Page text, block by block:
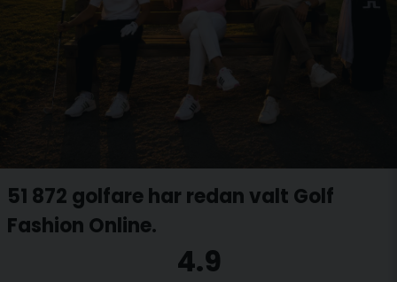
51 872 golfare har redan valt Golf
Fashion Online.
4.9